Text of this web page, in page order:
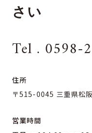
さい
Tel . 0598-
住所
〒515-0045 三重県松
営業時間